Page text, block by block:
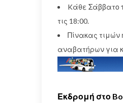
Kάθε Σάββατο
τις 18:00.
Πίνακας τιμών
αναβατήρων για
Εκδρομή στο